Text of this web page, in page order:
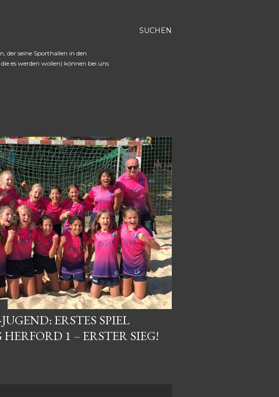
SUCHEN
der seine Sporthallen in den
es werden wollen) können bei uns
ERSTES SPIEL
HERFORD 1 – ERSTER SIEG!